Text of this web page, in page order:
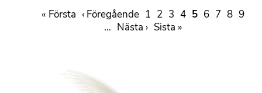
Paginering
First
« Första
Föregående
‹ Föregående Sida
1 Sida
2 Sida
3 Sida
4 Sida
5 Sida
6 Sida
7 Sida
8 Sida
9
…
Nästa
Nästa ›
Sista
Sista »